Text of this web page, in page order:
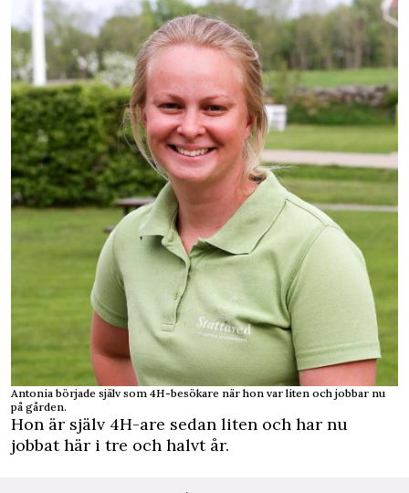
Antonia började själv som 4H-besökare när hon var liten och jobbar nu
på gården.
Hon är själv 4H-are sedan liten och har nu
jobbat här i tre och halvt år.